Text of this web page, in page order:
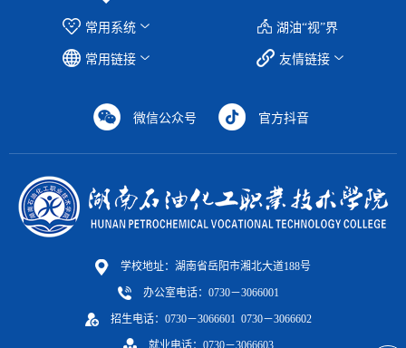
第 2 页
湖油“视”界
常用系统
友情链接
常用链接
微信公众号 官方抖音
学校地址：湖南省岳阳市湘北大道188号
办公室电话：0730－3066001
招生电话：0730－3066601 0730－3066602